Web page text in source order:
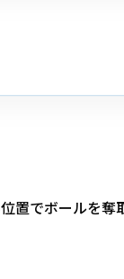
置でボールを奪